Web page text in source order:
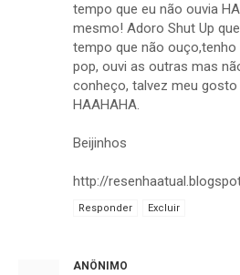
tempo que eu não ouvia
mesmo! Adoro Shut Up
tempo que não
pop, ouvi as outras mas
conheço, talvez meu
HAAHAHA.
Beijinhos
http://
Responder Excluir
ANÔNIMO